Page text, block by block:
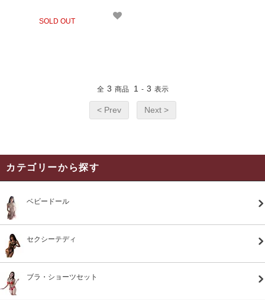
SOLD OUT
全 3 商品 1 - 3 表示
< Prev Next >
カテゴリーから探す
ベビードール
セクシーテディ
ブラ・ショーツセット